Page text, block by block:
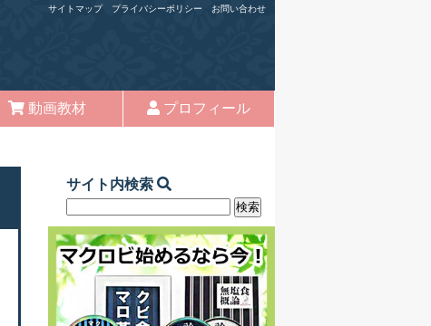
サイトマップ プライバシーポリシー お問い合わせ
動画教材 プロフィール
サイト内検索